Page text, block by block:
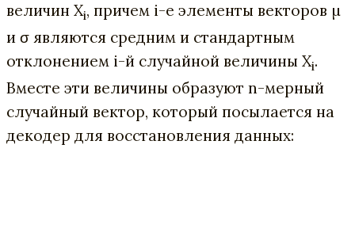
величин Xi, причем i-е элементы векторов µ
и σ являются средним и стандартным
отклонением i-й случайной величины Xi.
Вместе эти величины образуют n-мерный
случайный вектор, который посылается на
декодер для восстановления данных: